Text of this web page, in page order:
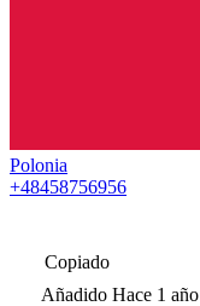
Polonia
+48458756956
Copiado
Añadido Hace 1 año